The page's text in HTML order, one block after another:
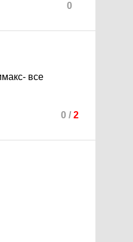
0
все
0 / 2